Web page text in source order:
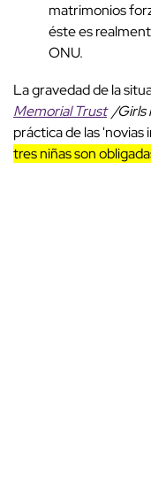
matrimonios
éste es
ONU.
La gravedad de la
Memorial Trust /Girls
práctica de las
tres niñas son